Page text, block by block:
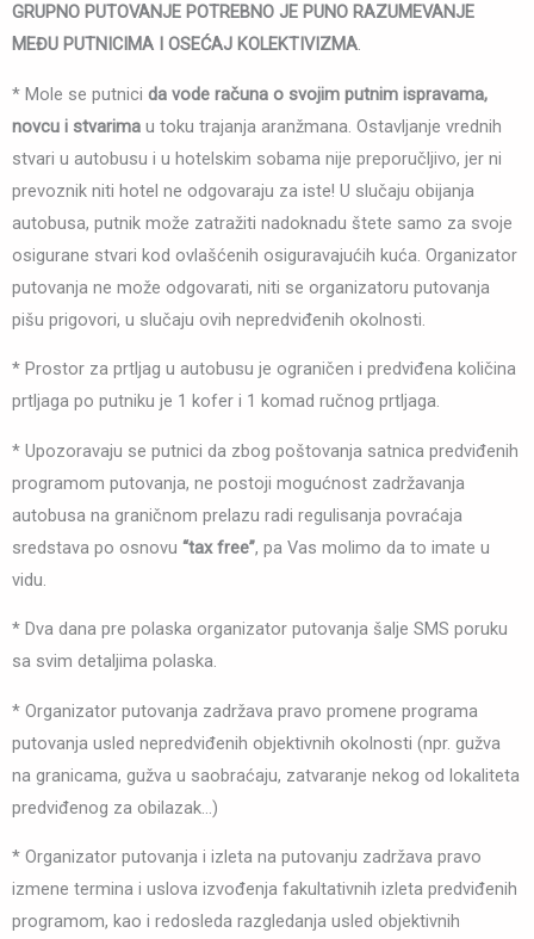
GRUPNO PUTOVANJE POTREBNO JE PUNO RAZUMEVANJE
MEĐU PUTNICIMA I OSEĆAJ KOLEKTIVIZMA.
* Mole se putnici da vode računa o svojim putnim ispravama,
novcu i stvarima u toku trajanja aranžmana. Ostavljanje vrednih
stvari u autobusu i u hotelskim sobama nije preporučljivo, jer ni
prevoznik niti hotel ne odgovaraju za iste! U slučaju obijanja
autobusa, putnik može zatražiti nadoknadu štete samo za svoje
osigurane stvari kod ovlašćenih osiguravajućih kuća. Organizator
putovanja ne može odgovarati, niti se organizatoru putovanja
pišu prigovori, u slučaju ovih nepredviđenih okolnosti.
* Prostor za prtljag u autobusu je ograničen i predviđena količina
prtljaga po putniku je 1 kofer i 1 komad ručnog prtljaga.
* Upozoravaju se putnici da zbog poštovanja satnica predviđenih
programom putovanja, ne postoji mogućnost zadržavanja
autobusa na graničnom prelazu radi regulisanja povraćaja
sredstava po osnovu “tax free”, pa Vas molimo da to imate u
vidu.
* Dva dana pre polaska organizator putovanja šalje SMS poruku
sa svim detaljima polaska.
* Organizator putovanja zadržava pravo promene programa
putovanja usled nepredviđenih objektivnih okolnosti (npr. gužva
na granicama, gužva u saobraćaju, zatvaranje nekog od lokaliteta
predviđenog za obilazak…)
* Organizator putovanja i izleta na putovanju zadržava pravo
izmene termina i uslova izvođenja fakultativnih izleta predviđenih
programom, kao i redosleda razgledanja usled objektivnih